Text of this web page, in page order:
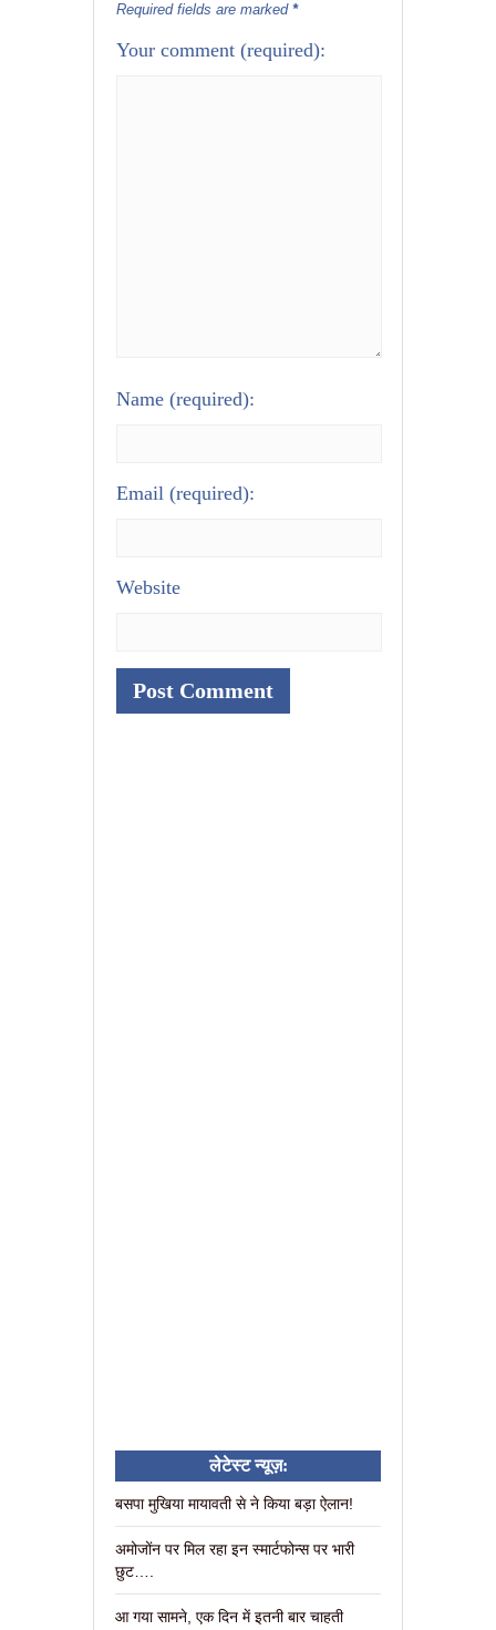
Required fields are marked *
Your comment (required):
Name (required):
Email (required):
Website
लेटेस्ट न्यूज़:
बसपा मुखिया मायावती से ने किया बड़ा ऐलान!
अमोजोंन पर मिल रहा इन स्मार्टफोन्स पर भारी
छुट….
आ गया सामने, एक दिन में इतनी बार चाहती